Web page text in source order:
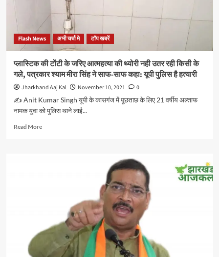
तो
जनता
और
पूरी
तरह
त्रस्त:
अभिषेक
भाजयुमो
नेता
Flash News अभी चर्चा मे टॉप खबरें
प्लास्टिक की टोंटी के जरिए आत्महत्या की थ्योरी नही उतर रही किसी के
गले, पत्रकार श्याम मीरा सिंह ने साफ-साफ कहा: यूपी पुलिस है हत्यारी
Jharkhand Aaj Kal November 10, 2021
0
✍️ Anit Kumar Singh यूपी के कासगंज में पूछताछ के लिए 21 वर्षीय अल्ताफ
नामक युवा को पुलिस थाने लाई...
Read MoreRead
नही
किसी